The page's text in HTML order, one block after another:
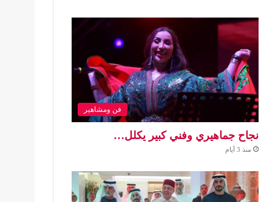
فن ومشاهير
نجاح جماهيري وفني كبير يكلل…
منذ 3 أيام